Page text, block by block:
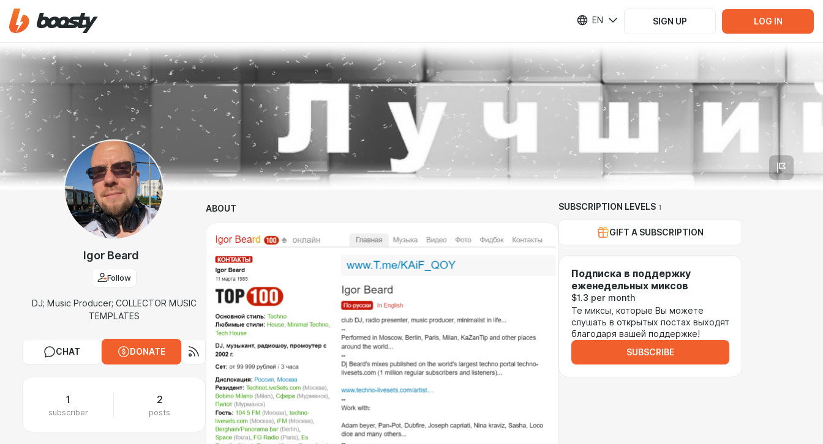
EN SIGN UP LOG IN
Igor Beard
Follow
DJ; Music Producer; COLLECTOR MUSIC
TEMPLATES
CHAT DONATE
1
subscriber
2
posts
ABOUT SUBSCRIPTION LEVELS 1
GIFT A SUBSCRIPTION
Подписка в поддержку
еженедельных миксов
$1.3 per month
Те миксы, которые Вы можете
слушать в открытых постах выходят
благодаря вашей поддержке!
SUBSCRIBE